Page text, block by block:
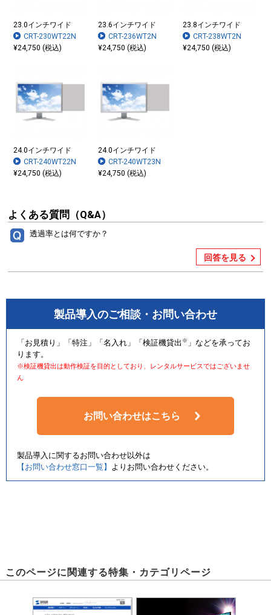
23.0インチワイド
CRT-230WT22N
¥24,750 (税込)
23.6インチワイド
CRT-236WT2N
¥24,750 (税込)
23.8インチワイド
CRT-238WT2N
¥24,750 (税込)
24.0インチワイド
CRT-240WT22N
¥24,750 (税込)
24.0インチワイド
CRT-240WT23N
¥24,750 (税込)
よくある質問（Q&A）
透過率とは何ですか？
回答を見る
製品導入のご相談・お問い合わせ
「お見積り」「特注」「名入れ」「検証機貸出 ※ 」などを承ってお
ります。
※検証機貸出は動作検証を目的としており、レンタルサービスではございませ
ん
お問い合わせはこちら
製品導入に関するお問い合わせ以外は
【お問い合わせ窓口一覧】
よりお問い合わせください。
このページに関連する特集・カテゴリページ